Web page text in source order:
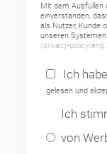
Mit dem Ausfüllen
einverstanden,
als Nutzer, Kunde
unseren
/privacy-policy/
Ich
gelesen und
Ich
von